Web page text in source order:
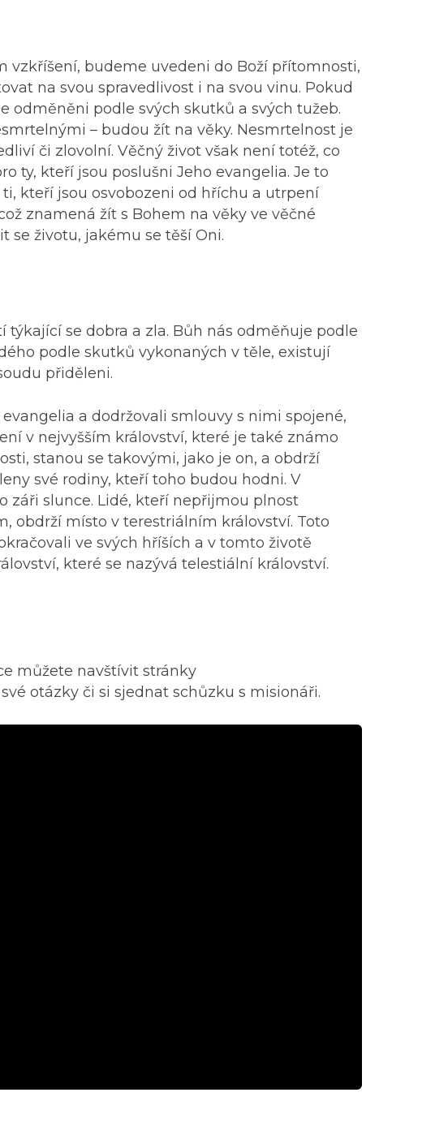
vzkříšení, budeme uvedeni do Boží přítomnosti,
na svou spravedlivost i na svou vinu. Pokud
odměněni podle svých skutků a svých tužeb.
– budou žít na věky. Nesmrtelnost je
či zlovolní. Věčný život však není totéž, co
ty, kteří jsou poslušni Jeho evangelia. Je to
kteří jsou osvobozeni od hříchu a utrpení
znamená žít s Bohem na věky ve věčné
se životu, jakému se těší Oni.
se dobra a zla. Bůh nás odměňuje podle
podle skutků vykonaných v těle, existují
přiděleni.
a dodržovali smlouvy s nimi spojené,
v nejvyšším království, které je také známo
stanou se takovými, jako je on, a obdrží
své rodiny, kteří toho budou hodni. V
záři slunce. Lidé, kteří nepřijmou plnost
obdrží místo v terestriálním království. Toto
ve svých hříších a v tomto životě
které se nazývá telestiální království.
můžete navštívit stránky
otázky či si sjednat schůzku s misionáři.